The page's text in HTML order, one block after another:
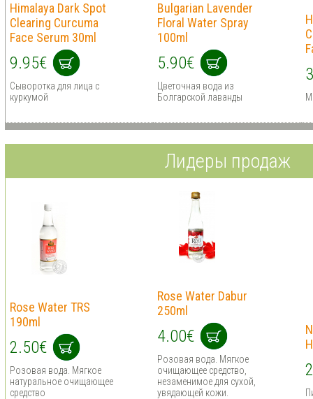
Himalaya Dark Spot
Clearing Curcuma
Face Serum 30ml
9.95€
Сыворотка для лица с
куркумой
Bulgarian Lavender
Floral Water Spray
100ml
5.90€
Цветочная вода из
Болгарской лаванды
Лидеры продаж
Rose Water TRS
190ml
2.50€
Розовая вода. Мягкое
натуральное очищающее
средство
Rose Water Dabur
250ml
4.00€
Розовая вода. Мягкое
очищающее средство,
незаменимое для сухой,
увядающей кожи.